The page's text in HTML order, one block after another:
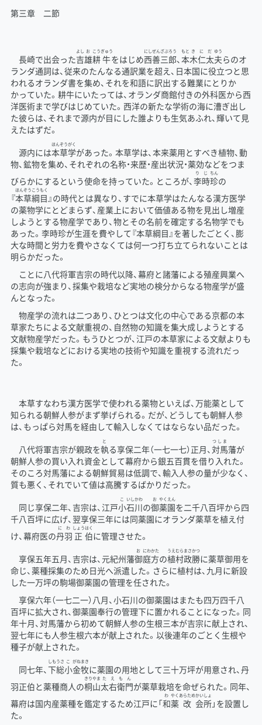
第三章 二節
長崎で出会った吉
よし
雄
お
耕
こう
牛
ぎゅう
をはじめ西
にし
善
ぜん
三
ざぶ
郎
ろう
、本
もと
木
き
仁太
にだ
夫
ゆう
らのオ
ランダ通詞は、従来のたんなる通訳業を超え、日本国に役立つと思
われるオランダ書を集め、それを和語に訳出する難業にとりか
かっていた。耕牛にいたっては、オランダ商館付きの外科医から西
洋医術まで学びはじめていた。西洋の新たな学術の海に漕ぎ出し
た彼らは、それまで源内が目にした誰よりも生気あふれ、輝いて見
えたはずだ。
源内には本草学
ほんぞうがく
があった。本草学は、本来薬用とすべき植物、動
物、鉱物を集め、それぞれの名称・来歴・産出状況・薬効などをつま
びらかにするという使命を持っていた。ところが、李
り
時
じ
珍
ちん
の
『本草綱目
ほんぞうこうもく
』の時代とは異なり、すでに本草学はたんなる漢方医学
の薬物学にとどまらず、産業上において価値ある物を見出し増産
しようとする物産学であり、物とその名前を確定する名物学でも
あった。李時珍が生涯を費やして『本草綱目』を著したごとく、膨
大な時間と労力を費やさなくては何一つ打ち立てられないことは
明らかだった。
ことに八代将軍吉宗の時代以降、幕府と諸藩による殖産興業へ
の志向が強まり、採集や栽培など実地の検分からなる物産学が盛
んとなった。
物産学の流れは二つあり、ひとつは文化の中心である京都の本
草家たちによる文献重視の、自然物の知識を集大成しようとする
文献物産学だった。もうひとつが、江戸の本草家による文献よりも
採集や栽培などにおける実地の技術や知識を重視する流れだっ
た。
本草すなわち漢方医学で使われる薬物といえば、万能薬として
知られる朝鮮人参がまず挙げられる。だが、どうしても朝鮮人参
は、もっぱら対馬を経由して輸入しなくてはならない品だった。
八代将軍吉宗が親政を執
と
る享保二年（一七一七）正月、対馬
つしま
藩が
朝鮮人参の買い入れ資金として幕府から銀五百貫を借り入れた。
そのころ対馬藩による朝鮮貿易は低調で、輸入人参の量が少なく、
質も悪く、それでいて値は高騰するばかりだった。
同じ享保二年、吉宗は、江戸小
こ
石
いし
川
かわ
の御
お
薬園
やくえん
を二千八百坪から四
千八百坪に広げ、翌享保三年には同薬園にオランダ薬草を植え付
け、幕府医の丹羽
にわ
正
しょう
伯
はく
に管理させた。
享保五年五月、吉宗は、元紀州藩御
お
庭方
にわかた
の植村
うえむら
政勝
まさかつ
に薬草御用を
命じ、薬種採集のため日光へ派遣した。さらに植村は、九月に新設
した一万坪の駒場御薬園の管理を任された。
享保六年（一七二一）八月、小石川の御薬園はまたも四万四千八
百坪に拡大され、御薬園奉行の管理下に置かれることになった。同
年十月、対馬藩から初めて朝鮮人参の生根三本が吉宗に献上され、
翌七年にも人参生根六本が献上された。以後連年のごとく生根や
種子が献上された。
同七年、下総
しもうさ
小
こ
金牧
がねまき
に薬園の用地として三十万坪が用意され、丹
羽正伯と薬種商人の桐山
きりやま
太右衛門
たえもん
が薬草栽培を命ぜられた。同年、
幕府は国内産薬種を鑑定するため江戸に「和
わ
薬
やく
改
あらため
会所
かいしょ
」を設置し
た。